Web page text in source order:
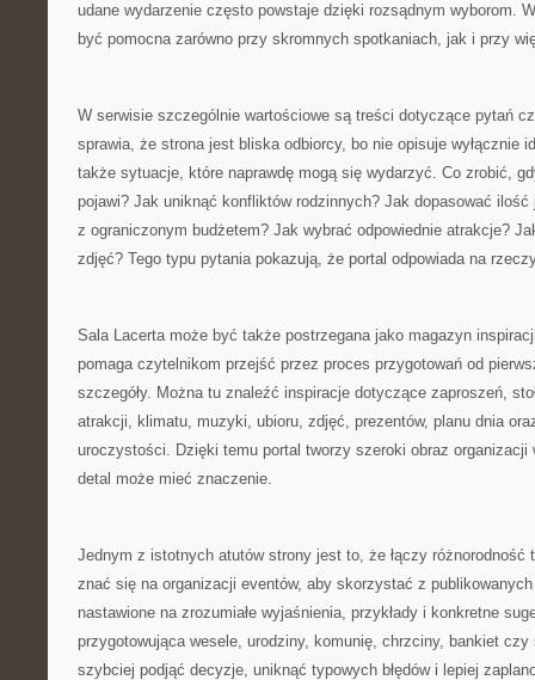
udane wydarzenie często powstaje dzięki rozsądnym wyborom.
być pomocna zarówno przy skromnych spotkaniach, jak i przy
W serwisie szczególnie wartościowe są treści dotyczące pytań
sprawia, że strona jest bliska odbiorcy, bo nie opisuje wyłącznie
także sytuacje, które naprawdę mogą się wydarzyć. Co zrobić,
pojawi? Jak uniknąć konfliktów rodzinnych? Jak dopasować
z ograniczonym budżetem? Jak wybrać odpowiednie atrakcje?
zdjęć? Tego typu pytania pokazują, że portal odpowiada na
Sala Lacerta może być także postrzegana jako magazyn
pomaga czytelnikom przejść przez proces przygotowań od
szczegóły. Można tu znaleźć inspiracje dotyczące zaproszeń,
atrakcji, klimatu, muzyki, ubioru, zdjęć, prezentów, planu dnia
uroczystości. Dzięki temu portal tworzy szeroki obraz
detal może mieć znaczenie.
Jednym z istotnych atutów strony jest to, że łączy różnorodność
znać się na organizacji eventów, aby skorzystać z publikowanych
nastawione na zrozumiałe wyjaśnienia, przykłady i konkretne
przygotowująca wesele, urodziny, komunię, chrzciny, bankiet
szybciej podjąć decyzje, uniknąć typowych błędów i lepiej